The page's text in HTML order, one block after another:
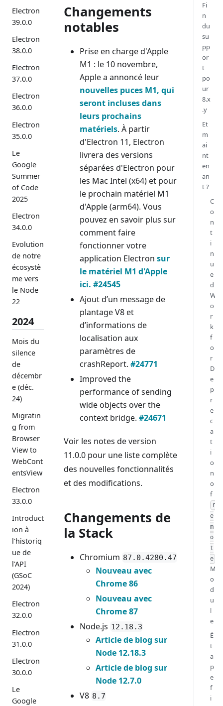
Electron
39.0.0
Electron
38.0.0
Electron
37.0.0
Electron
36.0.0
Electron
35.0.0
Le
Google
Summer
of Code
2025
Electron
34.0.0
Evolution
de notre
écosystè
me vers
le Node
22
2024
Mois du
silence
de
décembr
e (déc.
24)
Migratin
g from
Browser
View to
WebCont
entsView
Electron
33.0.0
Introduct
ion à
l'historiq
ue de
l'API
(GSoC
2024)
Electron
32.0.0
Electron
31.0.0
Electron
30.0.0
Le
Google
Changements
notables
Prise en charge d'Apple
M1 : le 10 novembre,
Apple a annoncé leur
nouvelles puces M1, qui
seront incluses dans
leurs prochains
matériels. À partir
d'Electron 11, Electron
livrera des versions
séparées d'Electron pour
les Mac Intel (x64) et pour
le prochain matériel M1
d'Apple (arm64). Vous
pouvez en savoir plus sur
comment faire
fonctionner votre
application Electron sur
le matériel M1 d'Apple
ici. #24545
Ajout d’un message de
plantage V8 et
d’informations de
localisation aux
paramètres de
crashReport. #24771
Improved the
performance of sending
wide objects over the
context bridge. #24671
Voir les notes de version
11.0.0 pour une liste complète
des nouvelles fonctionnalités
et des modifications.
Changements de
la Stack
Chromium 87.0.4280.47
Nouveau avec
Chrome 86
Nouveau avec
Chrome 87
Node.js 12.18.3
Article de blog sur
Node 12.18.3
Article de blog sur
Node 12.7.0
V8 8.7
Fi
n
du
su
pp
or
t
po
ur
8.x
.y
Et
m
ai
nt
en
an
t ?
C
o
n
t
i
n
u
e
d
W
o
r
k
f
o
r
D
e
p
r
e
c
a
t
i
o
n
o
f
r
e
m
o
t
e
M
o
d
u
l
e
É
t
a
p
e
f
i